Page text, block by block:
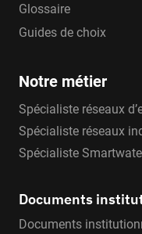
Glossaire
Guides de choix
Notre métier
Spécialiste réseaux
Spécialiste réseaux
Spécialiste
Documents
Documents